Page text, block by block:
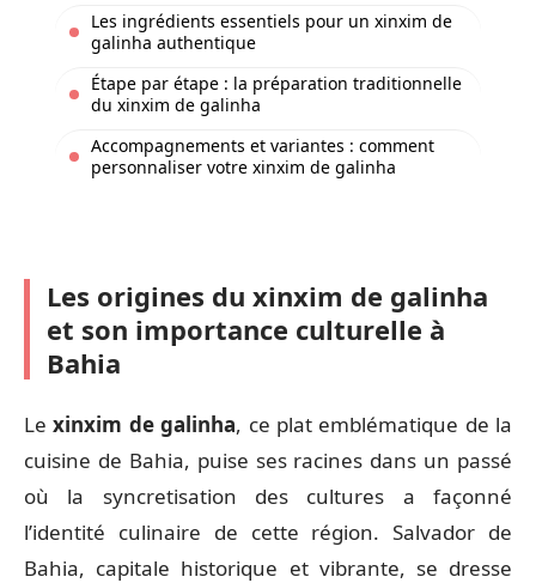
Les ingrédients essentiels pour un xinxim de
galinha authentique
Étape par étape : la préparation traditionnelle
du xinxim de galinha
Accompagnements et variantes : comment
personnaliser votre xinxim de galinha
Les origines du xinxim de galinha
et son importance culturelle à
Bahia
Lexinxim de galinha, ce plat emblématique de la
cuisine de Bahia, puise ses racines dans un passé
où la syncretisation des cultures a façonné
l’identité culinaire de cette région. Salvador de
Bahia, capitale historique et vibrante, se dresse